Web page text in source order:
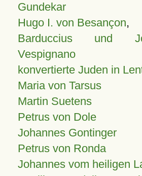
Gundekar
Hugo I. von Besançon,
Barduccius und
Vespignano
konvertierte Juden in
Maria von Tarsus
Martin Suetens
Petrus von Dole
Johannes Gontinger
Petrus von Ronda
Johannes vom heiligen